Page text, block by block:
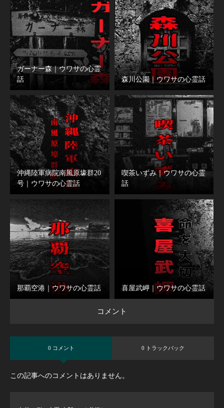
ガーナー森｜ウワサの心霊
話
森川公園｜ウワサの心霊話
沖縄陸軍病院南風原壕群20
号｜ウワサの心霊話
喫茶いずみ｜ウワサの心霊
話
那覇空港｜ウワサの心霊話 喜屋武岬｜ウワサの心霊話
コメント
0 コメント 0 トラックバック
この記事へのコメントはありません。